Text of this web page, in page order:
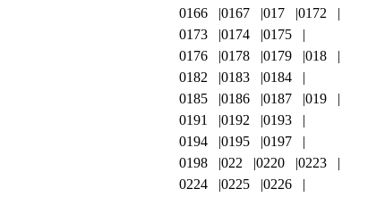
0166
0167 017
0172
0173
0174
0175
0176
0178 0179
018
0182
0183
0184
0185
0186 0187
019
0191
0192
0193
0194
0195
0197
0198
022 0220
0223
0224
0225
0226